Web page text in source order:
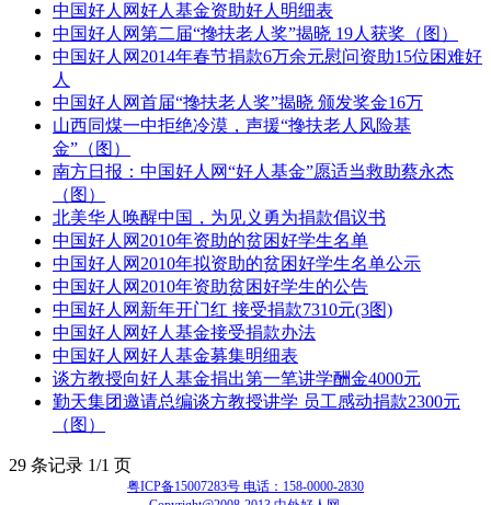
中国好人网好人基金资助好人明细表
中国好人网第二届“搀扶老人奖”揭晓 19人获奖（图）
中国好人网2014年春节捐款6万余元慰问资助15位困难好
人
中国好人网首届“搀扶老人奖”揭晓 颁发奖金16万
山西同煤一中拒绝冷漠，声援“搀扶老人风险基
金”（图）
南方日报：中国好人网“好人基金”愿适当救助蔡永杰
（图）
北美华人唤醒中国，为见义勇为捐款倡议书
中国好人网2010年资助的贫困好学生名单
中国好人网2010年拟资助的贫困好学生名单公示
中国好人网2010年资助贫困好学生的公告
中国好人网新年开门红 接受捐款7310元(3图)
中国好人网好人基金接受捐款办法
中国好人网好人基金募集明细表
谈方教授向好人基金捐出第一笔讲学酬金4000元
勤天集团邀请总编谈方教授讲学 员工感动捐款2300元
（图）
29 条记录 1/1 页
粤ICP备15007283号 电话：158-0000-2830